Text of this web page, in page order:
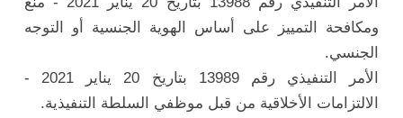
ومكافحة التمييز على أساس الهوية الجنسية أو التوجه
الجنسي.
الأمر التنفيذي رقم 13989 بتاريخ 20 يناير 2021 -
الالتزامات الأخلاقية من قبل موظفي السلطة التنفيذية.